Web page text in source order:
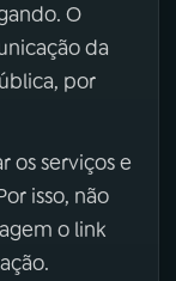
O
da
por
os serviços e
isso, não
o link